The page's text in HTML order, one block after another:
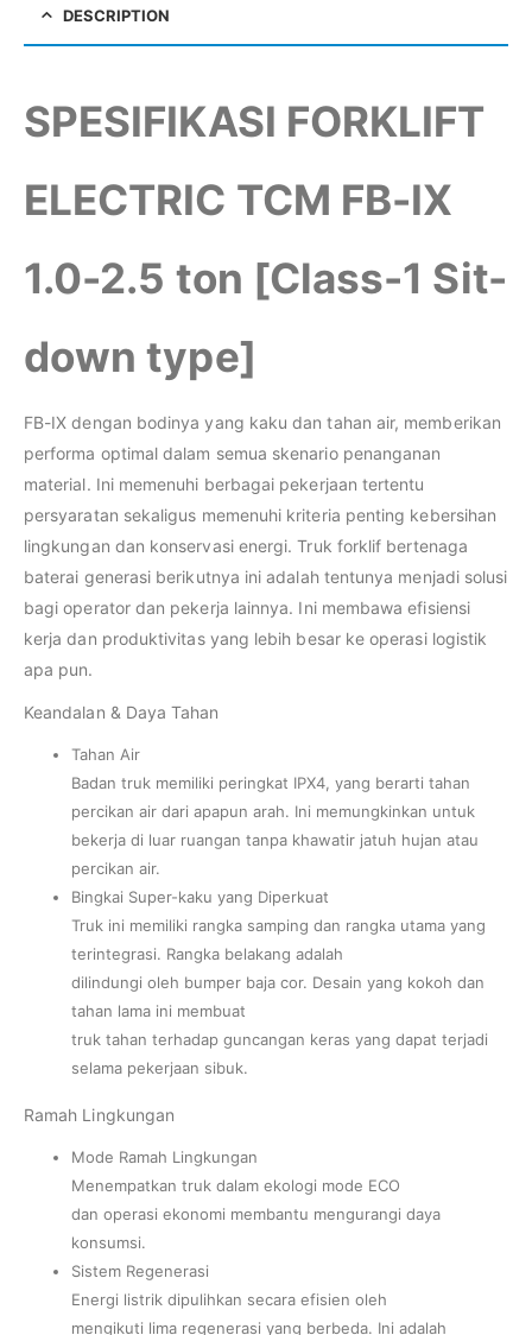
DESCRIPTION
SPESIFIKASI FORKLIFT
ELECTRIC TCM FB-IX
1.0-2.5 ton [Class-1 Sit-
down type]
FB-IX dengan bodinya yang kaku dan tahan air, memberikan
performa optimal dalam semua skenario penanganan
material. Ini memenuhi berbagai pekerjaan tertentu
persyaratan sekaligus memenuhi kriteria penting kebersihan
lingkungan dan konservasi energi. Truk forklif bertenaga
baterai generasi berikutnya ini adalah tentunya menjadi solusi
bagi operator dan pekerja lainnya. Ini membawa efisiensi
kerja dan produktivitas yang lebih besar ke operasi logistik
apa pun.
Keandalan & Daya Tahan
Tahan Air
Badan truk memiliki peringkat IPX4, yang berarti tahan
percikan air dari apapun arah. Ini memungkinkan untuk
bekerja di luar ruangan tanpa khawatir jatuh hujan atau
percikan air.
Bingkai Super-kaku yang Diperkuat
Truk ini memiliki rangka samping dan rangka utama yang
terintegrasi. Rangka belakang adalah
dilindungi oleh bumper baja cor. Desain yang kokoh dan
tahan lama ini membuat
truk tahan terhadap guncangan keras yang dapat terjadi
selama pekerjaan sibuk.
Ramah Lingkungan
Mode Ramah Lingkungan
Menempatkan truk dalam ekologi mode ECO
dan operasi ekonomi membantu mengurangi daya
konsumsi.
Sistem Regenerasi
Energi listrik dipulihkan secara efisien oleh
mengikuti lima regenerasi yang berbeda. Ini adalah